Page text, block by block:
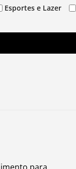
Esportes e Lazer